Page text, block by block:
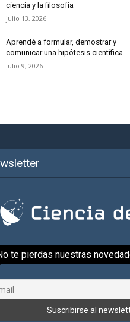
ciencia y la filosofía
julio 13, 2026
Aprendé a formular, demostrar y
comunicar una hipótesis científica
julio 9, 2026
te pierdas nuestras